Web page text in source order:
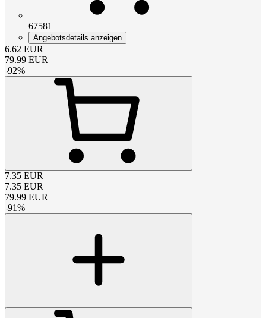
67581
Angebotsdetails anzeigen
6.62 EUR
79.99 EUR
-92%
7.35 EUR
7.35 EUR
79.99 EUR
-91%